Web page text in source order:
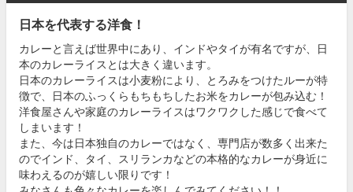
日本を代表する洋食！
カレーと言えば世界中にあり、インドやタイが有名ですが、日
本のカレーライスとは大きく違います。
日本のカレーライスは小麦粉により、とろみをつけたルーが特
徴で、日本のふっくらもちもちしたお米をカレーが包み込む！
洋食屋さんや家庭のカレーライスはワクワクした感じで食べて
しまいます！
また、今は日本独自のカレーではなく、専門店が数多く出来た
のでインド、タイ、スリランカなどの本格的なカレーが身近に
味わえるのが嬉しい限りです！